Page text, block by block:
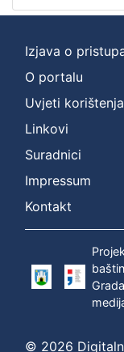
Izjava o
O portalu
Uvjeti korištenja
Linkovi
Suradnici
Impressum
Kontakt
© 2026